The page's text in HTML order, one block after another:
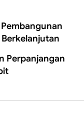
Perpanjangan